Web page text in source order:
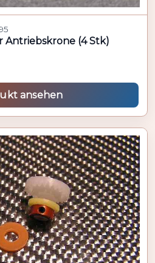
Antriebskrone (4 Stk)
ansehen